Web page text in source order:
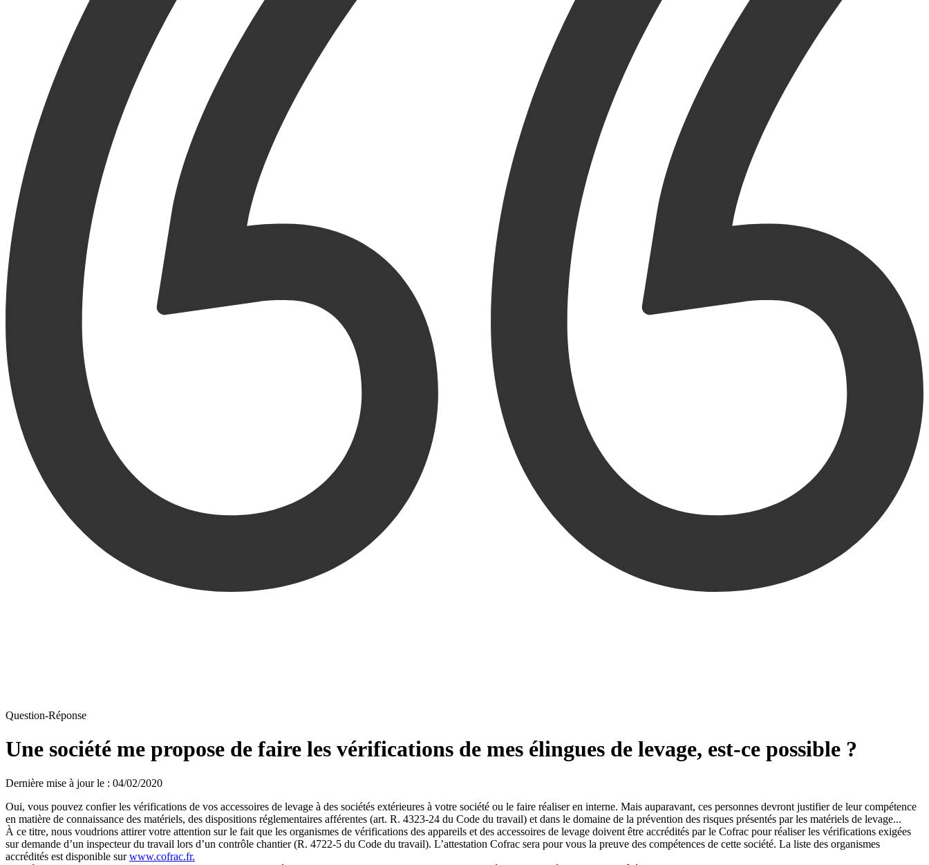
Question-Réponse
Une société me propose de faire les vérifications de mes élingues de levage, est-ce possible ?
Dernière mise à jour le : 04/02/2020
Oui, vous pouvez confier les vérifications de vos accessoires de levage à des sociétés extérieures à votre société ou le faire réaliser en interne. Mais auparavant, ces personnes devront justifier de leur compétence
en matière de connaissance des matériels, des dispositions réglementaires afférentes (art. R. 4323-24 du Code du travail) et dans le domaine de la prévention des risques présentés par les matériels de levage...
À ce titre, nous voudrions attirer votre attention sur le fait que les organismes de vérifications des appareils et des accessoires de levage doivent être accrédités par le Cofrac pour réaliser les vérifications exigées
sur demande d’un inspecteur du travail lors d’un contrôle chantier (R. 4722-5 du Code du travail). L’attestation Cofrac sera pour vous la preuve des compétences de cette société. La liste des organismes
accrédités est disponible surwww.cofrac.fr.